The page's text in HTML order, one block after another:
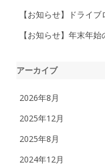
【お知らせ】ドライ
【お知らせ】年末年
アーカイブ
2026年8月
2025年12月
2025年8月
2024年12月